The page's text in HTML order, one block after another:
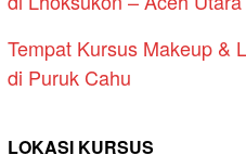
Tempat Kursus Makeup &
di Puruk Cahu
LOKASI KURSUS